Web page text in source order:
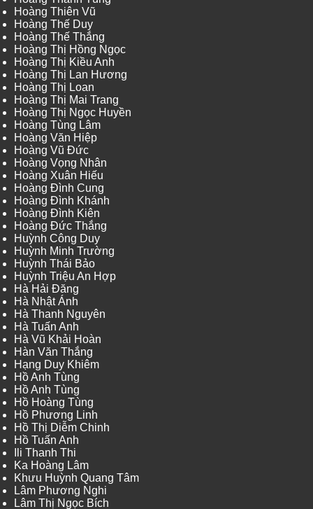
Hoàng Thiên Vũ
Hoàng Thế Duy
Hoàng Thế Thắng
Hoàng Thị Hồng Ngọc
Hoàng Thị Kiều Anh
Hoàng Thị Lan Hương
Hoàng Thị Loan
Hoàng Thị Mai Trang
Hoàng Thị Ngọc Huyền
Hoàng Tùng Lâm
Hoàng Văn Hiệp
Hoàng Vũ Đức
Hoàng Vọng Nhân
Hoàng Xuân Hiếu
Hoàng Đình Cung
Hoàng Đình Khánh
Hoàng Đình Kiên
Hoàng Đức Thắng
Huỳnh Công Duy
Huỳnh Minh Trường
Huỳnh Thái Bảo
Huỳnh Triệu An Hợp
Hà Hải Đăng
Hà Nhật Ánh
Hà Thanh Nguyên
Hà Tuấn Anh
Hà Vũ Khải Hoàn
Hàn Văn Thắng
Hạng Duy Khiêm
Hồ Anh Tùng
Hồ Anh Tùng
Hồ Hoàng Tùng
Hồ Phương Linh
Hồ Thị Diễm Chinh
Hồ Tuấn Anh
Ili Thanh Thi
Ka Hoàng Lâm
Khưu Huỳnh Quang Tâm
Lâm Phương Nghi
Lâm Thị Ngọc Bích